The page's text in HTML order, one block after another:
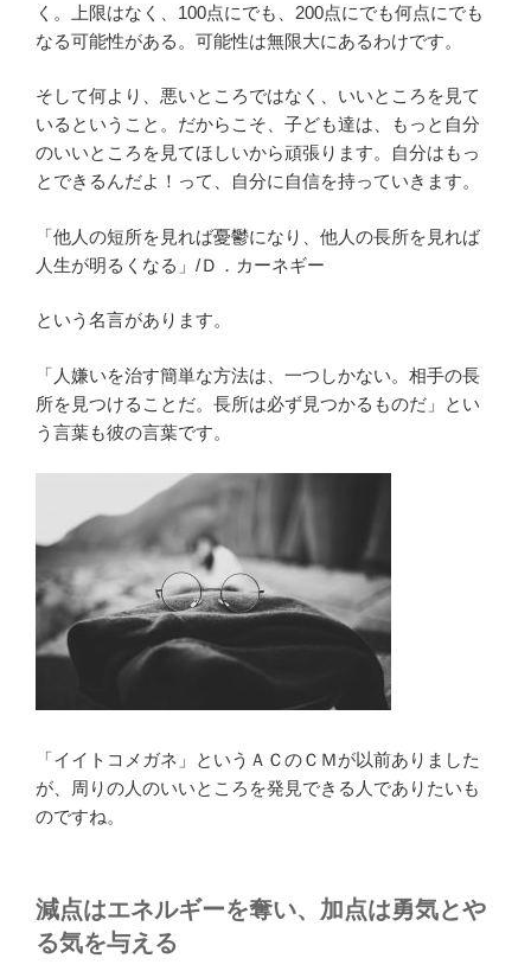
く。上限はなく、100点にでも、200点にでも何点にでも
なる可能性がある。可能性は無限大にあるわけです。
そして何より、悪いところではなく、いいところを見て
いるということ。だからこそ、子ども達は、もっと自分
のいいところを見てほしいから頑張ります。自分はもっ
とできるんだよ！って、自分に自信を持っていきます。
「他人の短所を見れば憂鬱になり、他人の長所を見れば
人生が明るくなる」/Ｄ．カーネギー
という名言があります。
「人嫌いを治す簡単な方法は、一つしかない。相手の長
所を見つけることだ。長所は必ず見つかるものだ」とい
う言葉も彼の言葉です。
「イイトコメガネ」というＡＣのＣＭが以前ありました
が、周りの人のいいところを発見できる人でありたいも
のですね。
減点はエネルギーを奪い、加点は勇気とや
る気を与える